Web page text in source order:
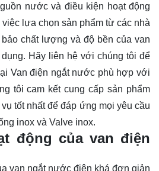
nước và điều kiện hoạt động
lựa chọn sản phẩm từ các nhà
chất lượng và độ bền của van
Hãy liên hệ với chúng tôi để
Van điện ngắt nước phù hợp với
tôi cam kết cung cấp sản phẩm
tốt nhất để đáp ứng mọi yêu cầu
inox và Valve inox.
động của van điện
van ngắt nước điện khá đơn giản